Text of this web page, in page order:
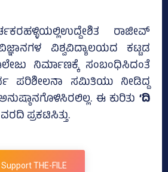
ರಾಜೀವ್
ವಿಶ್ವವಿದ್ಯಾಲಯದ ಕಟ್ಟಡ
ನಿರ್ಮಾಣಕ್ಕೆ ಸಂಬಂಧಿಸಿದಂತೆ
ಪರಿಶೀಲನಾ ಸಮಿತಿಯು ನೀಡಿದ್ದ
ಈ ಕುರಿತು ‘ದಿ
ಪ್ರಕಟಿಸಿತ್ತು.
Support THE-FILE